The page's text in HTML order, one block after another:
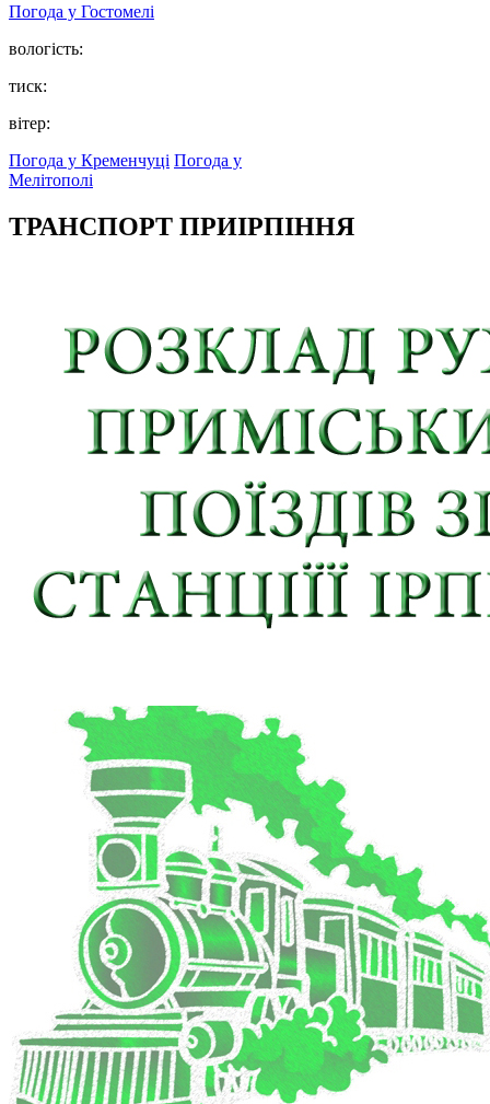
Погода у Гостомелі
вологість:
тиск:
вітер:
Погода у Кременчуці Погода у
Мелітополі
ТРАНСПОРТ ПРИІРПІННЯ